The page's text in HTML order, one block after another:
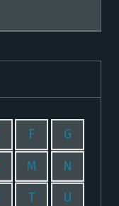
F G
M N
T U